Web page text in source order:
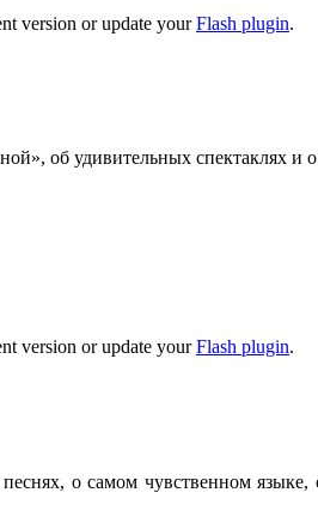
version or update yourFlash plugin.
об удивительных спектаклях и
version or update yourFlash plugin.
о самом чувственном